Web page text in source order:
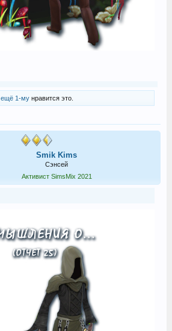
ещё 1-мунравится это.
Smik Kims
Сэнсей
Активист SimsMix 2021